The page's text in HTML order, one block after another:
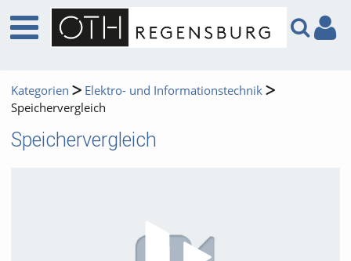
Kategorien
Elektro- und Informationstechnik
Speichervergleich
Speichervergleich